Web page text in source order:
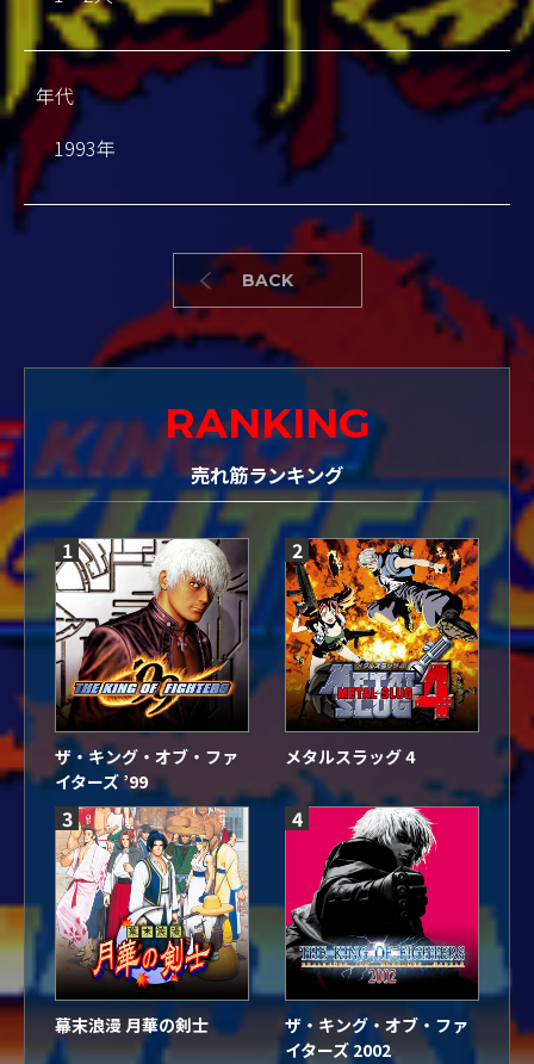
RANKING
売れ筋ランキング
1
ザ・キング・オブ・ファ
イターズ ’99
2
メタルスラッグ 4
3
幕末浪漫 月華の剣士
4
ザ・キング・オブ・ファ
イターズ 2002
年代
1993年
BACK